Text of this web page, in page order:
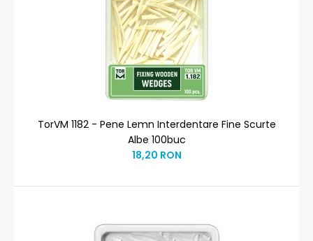
TorVM 1182 - Pene Lemn Interdentare Fine Scurte
Albe 100buc
18,20 RON